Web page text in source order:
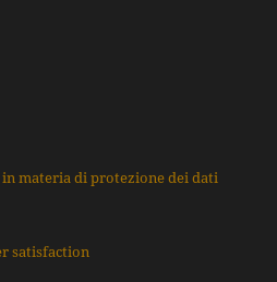
materia di protezione dei dati
satisfaction